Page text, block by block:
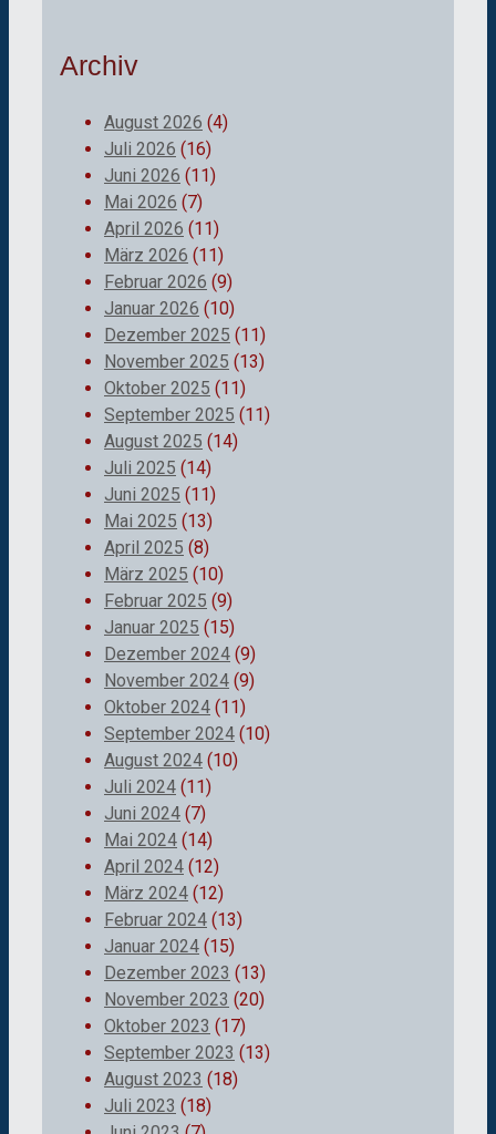
Archiv
August 2026 (4)
Juli 2026 (16)
Juni 2026 (11)
Mai 2026 (7)
April 2026 (11)
März 2026 (11)
Februar 2026 (9)
Januar 2026 (10)
Dezember 2025 (11)
November 2025 (13)
Oktober 2025 (11)
September 2025 (11)
August 2025 (14)
Juli 2025 (14)
Juni 2025 (11)
Mai 2025 (13)
April 2025 (8)
März 2025 (10)
Februar 2025 (9)
Januar 2025 (15)
Dezember 2024 (9)
November 2024 (9)
Oktober 2024 (11)
September 2024 (10)
August 2024 (10)
Juli 2024 (11)
Juni 2024 (7)
Mai 2024 (14)
April 2024 (12)
März 2024 (12)
Februar 2024 (13)
Januar 2024 (15)
Dezember 2023 (13)
November 2023 (20)
Oktober 2023 (17)
September 2023 (13)
August 2023 (18)
Juli 2023 (18)